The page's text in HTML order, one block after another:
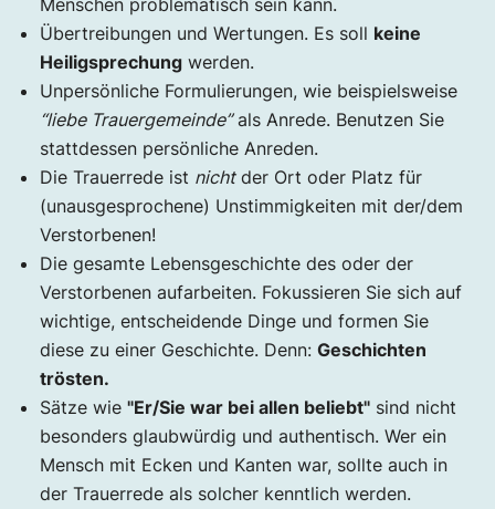
Übertreibungen und Wertungen. Es soll keine
Heiligsprechung werden.
Unpersönliche Formulierungen, wie beispielsweise
“liebe Trauergemeinde”als Anrede. Benutzen Sie
stattdessen persönliche Anreden.
Die Trauerrede ist nichtder Ort oder Platz für
(unausgesprochene) Unstimmigkeiten mit der/dem
Verstorbenen!
Die gesamte Lebensgeschichte des oder der
Verstorbenen aufarbeiten. Fokussieren Sie sich auf
wich­tige, entschei­dende Dinge und formen Sie
diese zu einer Geschichte. Denn: Geschichten
trösten.
Sätze wie "Er/Sie war bei allen beliebt" sind nicht
beson­ders glaub­würdig und authen­tisch. Wer ein
Mensch mit Ecken und Kanten war, sollte auch in
der Trau­er­rede als solcher kennt­lich werden.